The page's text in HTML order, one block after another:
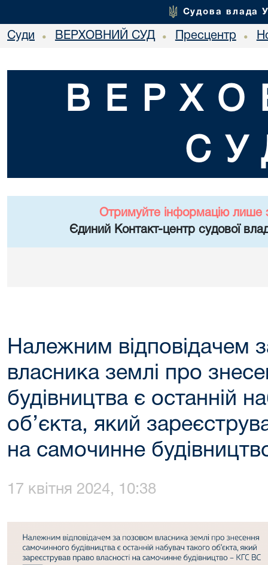
Судова влада
Суди • ВЕРХОВНИЙ СУД • Пресцентр •
Отримуйте інформацію лише
Єдиний Контакт-центр судової
Належним відповідачем
власника землі про
будівництва є останній
об’єкта, який
на самочинне
17 квітня 2024, 10:38